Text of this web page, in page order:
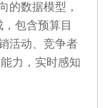
的数据模型，
包含预算目
活动、竞争者
力，实时感知